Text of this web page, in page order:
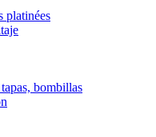
platinées
bombillas